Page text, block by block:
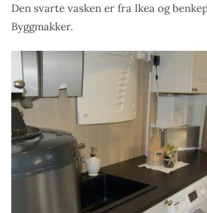
Den svarte vasken er fra Ikea og
Byggmakker.